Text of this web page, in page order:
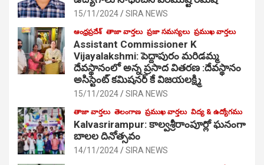
15/11/2024 SIRA NEWS
ఆంధ్రప్రదేశ్ తాజా వార్తలు ప్రజా సమస్యలు ప్రముఖ వార్తలు
Assistant Commissioner K
Vijayalakshmi: పెద్దాపురం మరిడమ్మ
దేవస్థానంలో అన్న ప్రసాద వితరణ :దేవస్థానం
అసిస్టెంట్ కమిషనర్ కే విజయలక్ష్మి
15/11/2024 SIRA NEWS
తాజా వార్తలు తెలంగాణ ప్రముఖ వార్తలు విద్య & ఉద్యోగము
Kalvasrirampur: కాల్వశ్రీరాంపూర్లో ఘనంగా
బాలల దినోత్సవం
14/11/2024 SIRA NEWS